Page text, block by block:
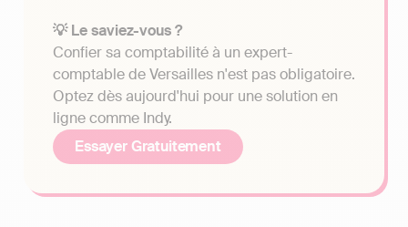
💡 Le saviez-vous ?
Confier sa comptabilité à un expert-
comptable de Versailles n'est pas obligatoire.
Optez dès aujourd'hui pour une solution en
ligne comme Indy.
Essayer Gratuitement